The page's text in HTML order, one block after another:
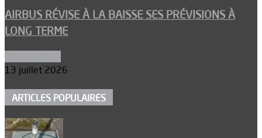
AIRBUS RÉVISE À LA BAISSE SES PRÉVISIONS À
LONG TERME
13 juillet 2026
ARTICLES POPULAIRES